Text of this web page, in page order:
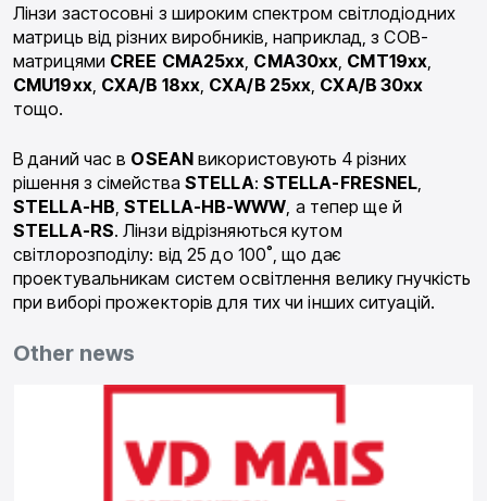
Лінзи застосовні з широким спектром світлодіодних
матриць від різних виробників, наприклад, з COB-
матрицями CREE CMA25xx CMA30xx CMT19xx
CMU19xx, CXA/B 18xx, CXA/B 25xx CXA/B 30xx
тощо.
В даний час в OSEANвикористовують 4 різних
рішення з сімейства STELLA: STELLA-FRESNEL
STELLA-HB ,STELLA-HB-WWW , а тепер ще й
STELLA-RS. Лінзи відрізняються кутом
світлорозподілу: від 25 до 100˚, що дає
проектувальникам систем освітлення велику гнучкість
при виборі прожекторів для тих чи інших ситуацій.
Other news